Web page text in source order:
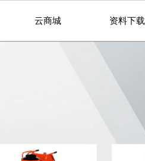
云商城 资料下载